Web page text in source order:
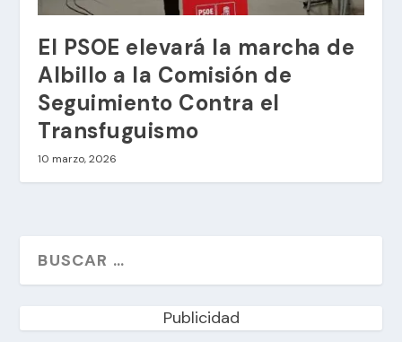
El PSOE elevará la marcha de
Albillo a la Comisión de
Seguimiento Contra el
Transfuguismo
10 marzo, 2026
Publicidad